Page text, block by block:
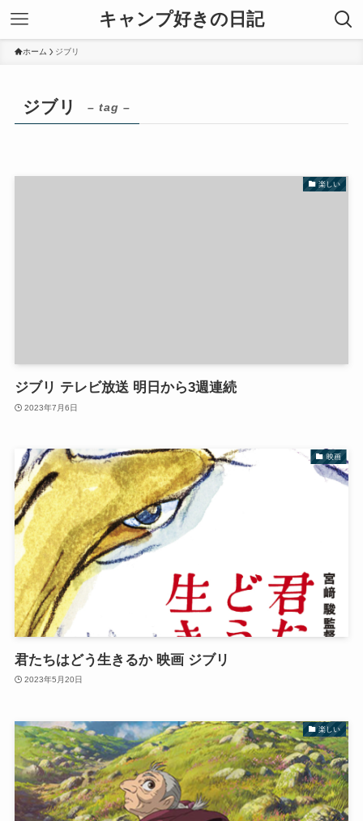
キャンプ好きの日記
ホーム ジブリ
ジブリ – tag –
楽しい
ジブリ テレビ放送 明日から3週連続
2023年7月6日
映画
君たちはどう生きるか 映画 ジブリ
2023年5月20日
楽しい